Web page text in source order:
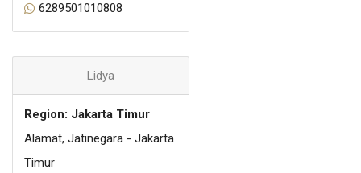
6289501010808
Lidya
Region: Jakarta Timur
Alamat, Jatinegara - Jakarta
Timur